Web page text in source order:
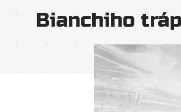
Bianchiho